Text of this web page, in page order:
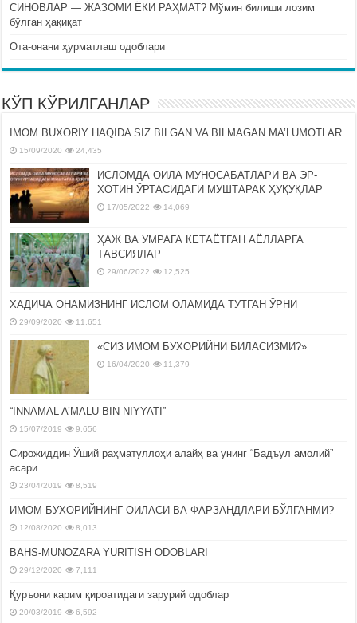
СИНОВЛАР — ЖАЗОМИ ЁКИ РАҲМАТ? Мўмин билиши лозим
бўлган ҳақиқат
Ота-онани ҳурматлаш одоблари
КЎП КЎРИЛГАНЛАР
IMOM BUXORIY HAQIDA SIZ BILGAN VA BILMAGAN MA’LUMOTLAR
15/09/2020 24,435
ИСЛОМДА ОИЛА МУНОСАБАТЛАРИ ВА ЭР-
ХОТИН ЎРТАСИДАГИ МУШТАРАК ҲУҚУҚЛАР
17/05/2022 14,069
ҲАЖ ВА УМРАГА КЕТАЁТГАН АЁЛЛАРГА
ТАВСИЯЛАР
29/06/2022 12,525
ХАДИЧА ОНАМИЗНИНГ ИСЛОМ ОЛАМИДА ТУТГАН ЎРНИ
29/09/2020 11,651
«СИЗ ИМОМ БУХОРИЙНИ БИЛАСИЗМИ?»
16/04/2020 11,379
“INNAMAL A’MALU BIN NIYYATI”
15/07/2019 9,656
Сирожиддин Ўший раҳматуллоҳи алайҳ ва унинг “Бадъул амолий”
асари
23/04/2019 8,519
ИМОМ БУХОРИЙНИНГ ОИЛАСИ ВА ФАРЗАНДЛАРИ БЎЛГАНМИ?
12/08/2020 8,013
BAHS-MUNOZARA YURITISH ODOBLARI
29/12/2020 7,111
Қуръони карим қироатидаги зарурий одоблар
20/03/2019 6,592